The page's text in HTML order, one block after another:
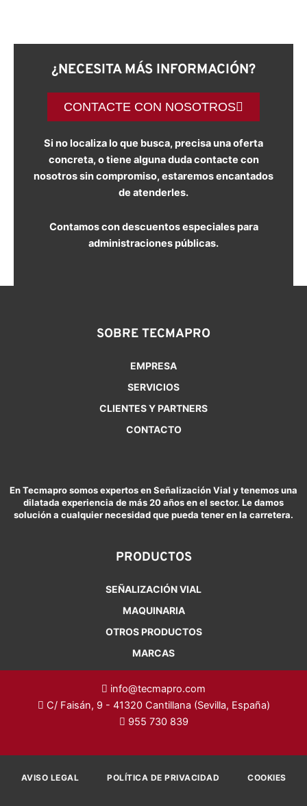
¿NECESITA MÁS INFORMACIÓN?
CONTACTE CON NOSOTROS
Si no localiza lo que busca, precisa una oferta
concreta, o tiene alguna duda contacte con
nosotros sin compromiso, estaremos encantados
de atenderles.
Contamos con descuentos especiales para
administraciones públicas.
SOBRE TECMAPRO
EMPRESA
SERVICIOS
CLIENTES Y PARTNERS
CONTACTO
En Tecmapro somos expertos en Señalización Vial y tenemos una
dilatada experiencia de más 20 años en el sector. Le damos
solución a cualquier necesidad que pueda tener en la carretera.
PRODUCTOS
SEÑALIZACIÓN VIAL
MAQUINARIA
OTROS PRODUCTOS
MARCAS
info@tecmapro.com
C/ Faisán, 9 - 41320 Cantillana (Sevilla, España)
955 730 839
AVISO LEGAL POLÍTICA DE PRIVACIDAD COOKIES